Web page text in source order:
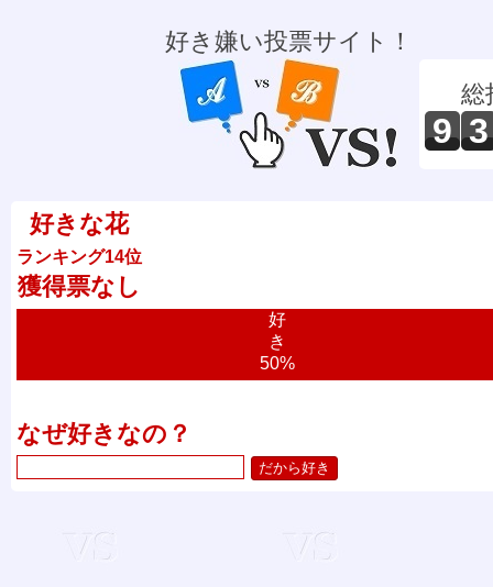
好き嫌い投票サイト！
総
9 3
好きな花
ランキング14位
獲得票なし
好
き
50%
なぜ好きなの？